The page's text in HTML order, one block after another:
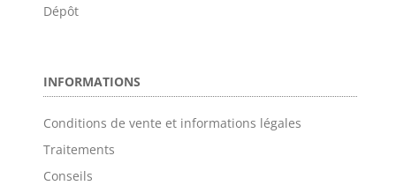
Dépôt
INFORMATIONS
Conditions de vente et informations légales
Traitements
Conseils